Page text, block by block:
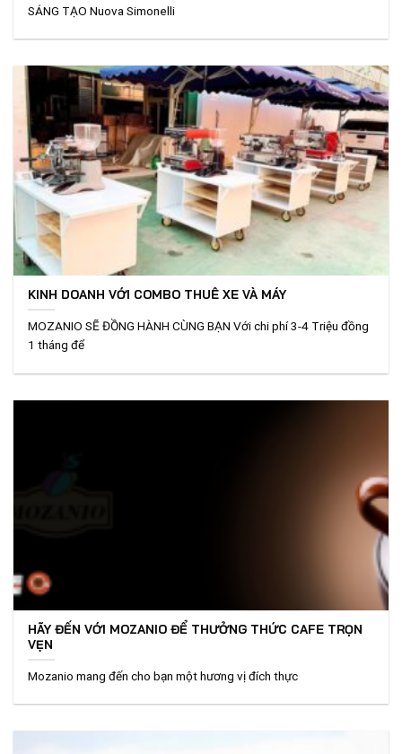
SÁNG TẠO Nuova Simonelli
KINH DOANH VỚI COMBO THUÊ XE VÀ MÁY
MOZANIO SẼ ĐỒNG HÀNH CÙNG BẠN Với chi phí 3-4 Triệu đồng
1 tháng để
HÃY ĐẾN VỚI MOZANIO ĐỂ THƯỞNG THỨC CAFE TRỌN
VẸN
Mozanio mang đến cho bạn một hương vị đích thực